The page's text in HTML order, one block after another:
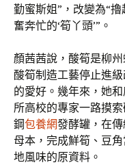
勤蜜斯姐”，改變為“
奮奔忙的‘筍丫頭’”。
顏茜茜說，酸筍是柳
酸筍制造工藝停止進
的愛好。幾年來，她
所高校的專家一路摸
鋼包養網發酵罐，在
母本，完成鮮筍、豆
地風味的原資料。